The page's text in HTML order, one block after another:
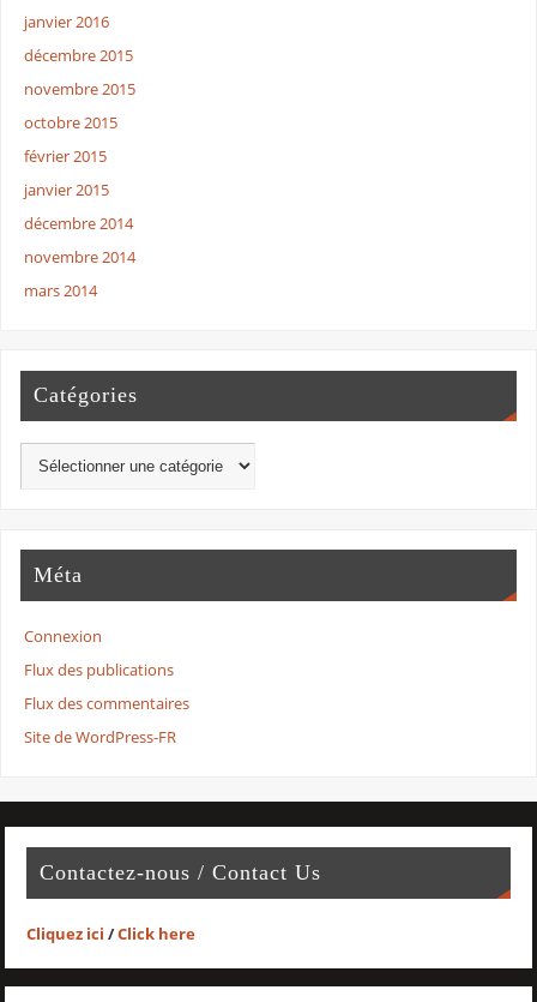
janvier 2016
décembre 2015
novembre 2015
octobre 2015
février 2015
janvier 2015
décembre 2014
novembre 2014
mars 2014
Catégories
Méta
Connexion
Flux des publications
Flux des commentaires
Site de WordPress-FR
Contactez-nous / Contact Us
Cliquez ici /Click here